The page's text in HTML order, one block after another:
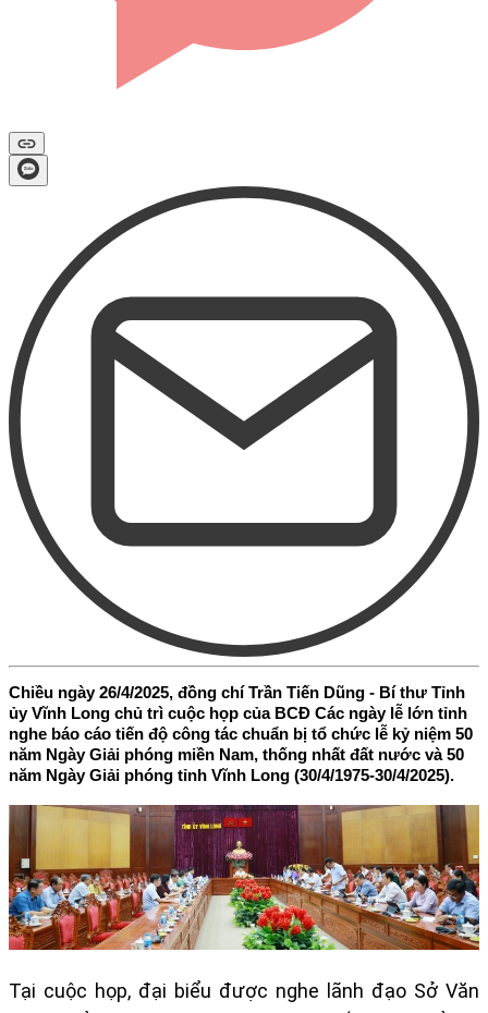
Chiều ngày 26/4/2025, đồng chí Trần Tiến Dũng - Bí thư Tỉnh
ủy Vĩnh Long chủ trì cuộc họp của BCĐ Các ngày lễ lớn tỉnh
nghe báo cáo tiến độ công tác chuẩn bị tổ chức lễ kỷ niệm 50
năm Ngày Giải phóng miền Nam, thống nhất đất nước và 50
năm Ngày Giải phóng tỉnh Vĩnh Long (30/4/1975-30/4/2025).
Tại cuộc họp, đại biểu được nghe lãnh đạo Sở Văn